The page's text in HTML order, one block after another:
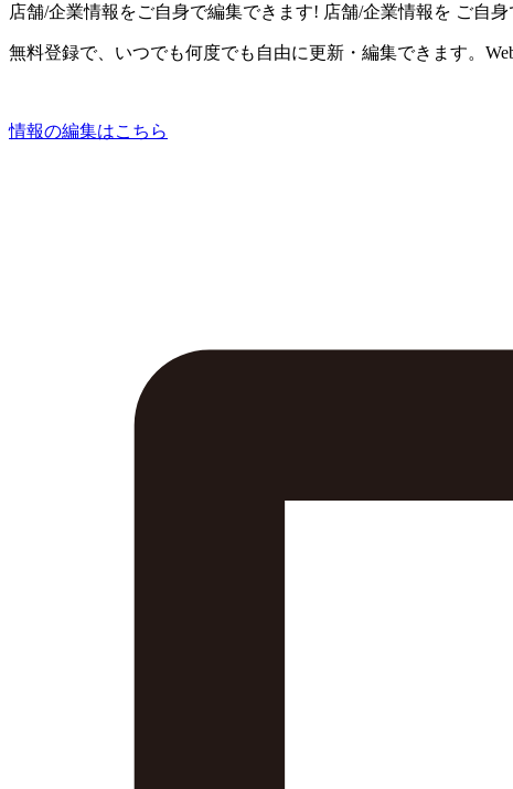
店舗/企業情報をご自身で編集できます! 店舗/企業情報を ご自
無料登録で、いつでも何度でも自由に更新・編集できます。
情報の編集はこちら